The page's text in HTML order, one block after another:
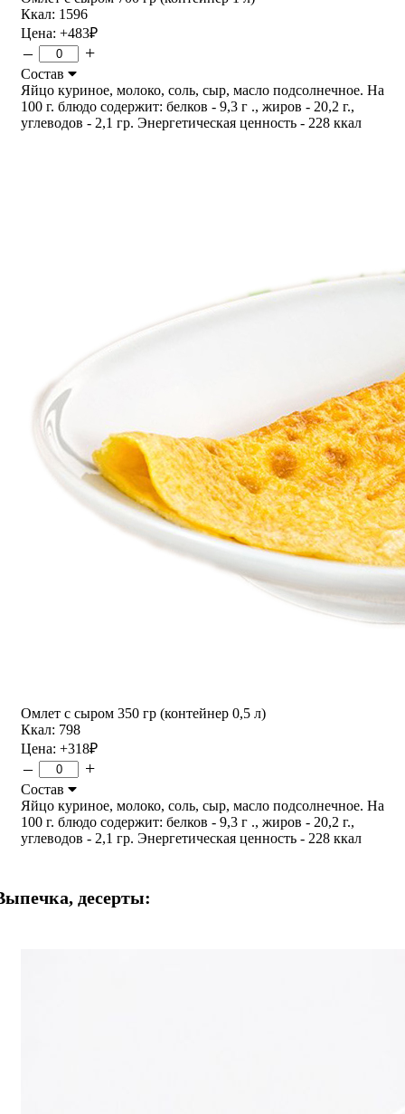
Ккал: 1596
Цена: +483₽
– +
Состав
Яйцо куриное, молоко, соль, сыр, масло подсолнечное. На
100 г. блюдо содержит: белков - 9,3 г ., жиров - 20,2 г.,
углеводов - 2,1 гр. Энергетическая ценность - 228 ккал
Омлет с сыром 350 гр (контейнер 0,5 л)
Ккал: 798
Цена: +318₽
– +
Состав
Яйцо куриное, молоко, соль, сыр, масло подсолнечное. На
100 г. блюдо содержит: белков - 9,3 г ., жиров - 20,2 г.,
углеводов - 2,1 гр. Энергетическая ценность - 228 ккал
десерты: